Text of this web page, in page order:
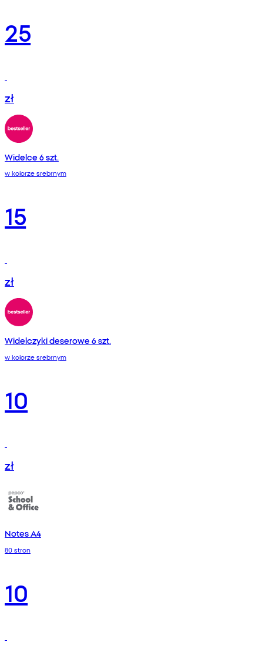
25
zł
Widelce 6 szt.
w kolorze srebrnym
15
zł
Widelczyki deserowe 6 szt.
w kolorze srebrnym
10
zł
Notes A4
80 stron
10